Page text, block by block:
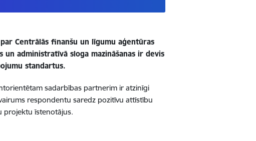
Centrālās finanšu un līgumu aģentūras
administratīvā sloga mazināšanas ir devis
standartus.
sadarbības partnerim ir atzinīgi
respondentu saredz pozitīvu attīstību
projektu īstenotājus.